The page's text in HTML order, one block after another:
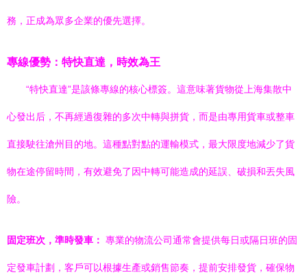
務，正成為眾多企業的優先選擇。
專線優勢：特快直達，時效為王
“特快直達”是該條專線的核心標簽。這意味著貨物從上海集散中
心發出后，不再經過復雜的多次中轉與拼貨，而是由專用貨車或整車
直接駛往滄州目的地。這種點對點的運輸模式，最大限度地減少了貨
物在途停留時間，有效避免了因中轉可能造成的延誤、破損和丟失風
險。
固定班次，準時發車： 專業的物流公司通常會提供每日或隔日班的固
定發車計劃，客戶可以根據生產或銷售節奏，提前安排發貨，確保物